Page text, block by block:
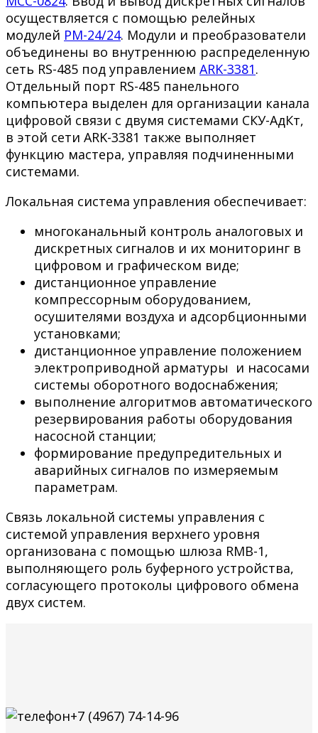
осуществляется с помощью релейных
модулей РМ-24/24. Модули и преобразователи
объединены во внутреннюю распределенную
сеть RS-485 под управлением ARK-3381.
Отдельный порт RS-485 панельного
компьютера выделен для организации канала
цифровой связи с двумя системами СКУ-АдКт,
в этой сети ARK-3381 также выполняет
функцию мастера, управляя подчиненными
системами.
Локальная система управления обеспечивает:
многоканальный контроль аналоговых и
дискретных сигналов и их мониторинг в
цифровом и графическом виде;
дистанционное управление
компрессорным оборудованием,
осушителями воздуха и адсорбционными
установками;
дистанционное управление положением
электроприводной арматуры и насосами
системы оборотного водоснабжения;
выполнение алгоритмов автоматического
резервирования работы оборудования
насосной станции;
формирование предупредительных и
аварийных сигналов по измеряемым
параметрам.
Связь локальной системы управления с
системой управления верхнего уровня
организована с помощью шлюза RMB-1,
выполняющего роль буферного устройства,
согласующего протоколы цифрового обмена
двух систем.
+7 (4967) 74-14-96